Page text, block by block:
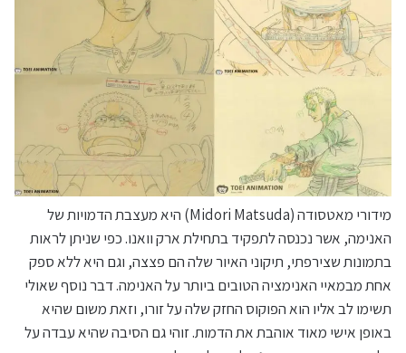
מידורי מאטסודה (Midori Matsuda) היא מעצבת הדמויות של
האנימה, אשר נכנסה לתפקיד בתחילת ארק וואנו. כפי שניתן לראות
בתמונות שצירפתי, תיקוני האיור שלה הם פצצה, וגם היא ללא ספק
אחת מבמאיי האנימציה הטובים ביותר על האנימה. דבר נוסף שאולי
תשימו לב אליו הוא הפוקוס החזק שלה על זורו, וזאת משום שהיא
באופן אישי מאוד אוהבת את הדמות. זוהי גם הסיבה שהיא עבדה על